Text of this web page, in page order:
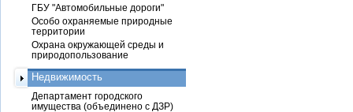
ГБУ "Автомобильные дороги"
Особо охраняемые природные
территории
Охрана окружающей среды и
природопользование
Недвижимость
Департамент городского
имущества (объединено с ДЗР)